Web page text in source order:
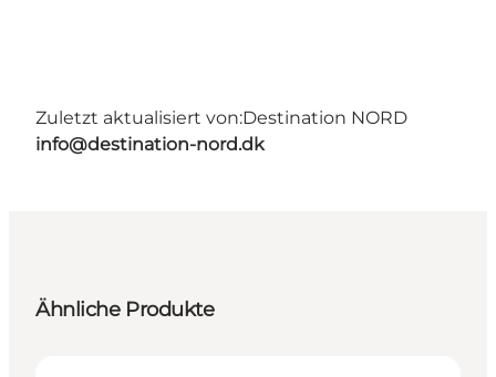
Zuletzt aktualisiert von:Destination NORD
info@destination-nord.dk
Ähnliche Produkte